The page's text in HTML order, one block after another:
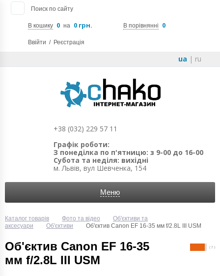
Поиск по сайту
В кошику 0 на 0 грн. В порівнянні 0
Ввійти / Реєстрація
ua | ru
+38 (032) 229 57 11
Графік роботи:
З понеділка по п'ятницю: з 9-00 до 16-00
Субота та неділя: вихідні
м. Львів, вул Шевченка, 154
Меню
Каталог товарів Фото та відео
Об'єктиви та
аксесуари
Об'єктиви Об'єктив Canon EF 16-35 мм f/2.8L III USM
Об'єктив Canon EF 16-35
мм f/2.8L III USM
( 7 )